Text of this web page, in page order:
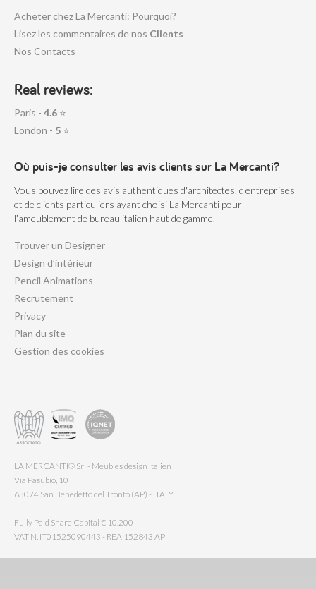
Acheter chez La Mercanti: Pourquoi?
Lisez les commentaires de nos Clients
Nos Contacts
Real reviews:
Paris - 4.6 ⭐
London - 5 ⭐
Où puis-je consulter les avis clients sur La Mercanti?
Vous pouvez lire des avis authentiques d'architectes, d'entreprises
et de clients particuliers ayant choisi La Mercanti pour
l’ameublement de bureau italien haut de gamme.
Trouver un Designer
Design d’intérieur
Pencil Animations
Recrutement
Privacy
Plan du site
Gestion des cookies
LA MERCANTI® Srl - Meubles design italien
Via Pasubio, 10
63074 San Benedetto del Tronto (AP) - ITALY
Fully Paid Share Capital € 10.200
VAT N. IT01525090443 - REA 152843 AP